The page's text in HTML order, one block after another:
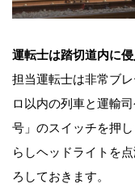
運転士は踏切道内に
担当運転士は非常ブ
ロ以内の列車と運輸
号」のスイッチを押
らしヘッドライトを
ろしておきます。